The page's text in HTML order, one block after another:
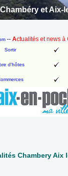
Chambéry et Aix-
-- Actualités et news à
Sortir
d'hôtes
Chambery Aix